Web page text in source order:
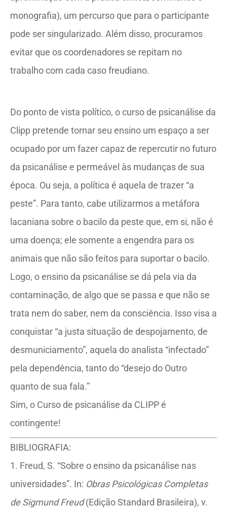
monografia), um percurso que para o participante
pode ser singularizado. Além disso, procuramos
evitar que os coordenadores se repitam no
trabalho com cada caso freudiano.
Do ponto de vista político, o curso de psicanálise da
Clipp pretende tornar seu ensino um espaço a ser
ocupado por um fazer capaz de repercutir no futuro
da psicanálise e permeável às mudanças de sua
época. Ou seja, a política é aquela de trazer “a
peste”. Para tanto, cabe utilizarmos a metáfora
lacaniana sobre o bacilo da peste que, em si, não é
uma doença; ele somente a engendra para os
animais que não são feitos para suportar o bacilo.
Logo, o ensino da psicanálise se dá pela via da
contaminação, de algo que se passa e que não se
trata nem do saber, nem da consciência. Isso visa a
conquistar “a justa situação de despojamento, de
desmuniciamento”, aquela do analista “infectado”
pela dependência, tanto do “desejo do Outro
quanto de sua fala.”
Sim, o Curso de psicanálise da CLIPP é
contingente!
BIBLIOGRAFIA:
1. Freud, S. “Sobre o ensino da psicanálise nas
universidades”. In: Obras Psicológicas Completas
de Sigmund Freud(Edição Standard Brasileira), v.